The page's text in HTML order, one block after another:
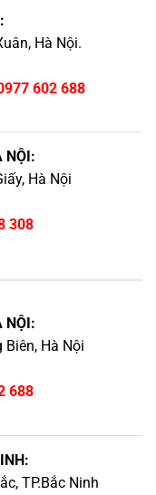
Hà Nội.
602 688
NỘI:
Hà Nội
308
NỘI:
Biên, Hà Nội
688
TP.Bắc Ninh